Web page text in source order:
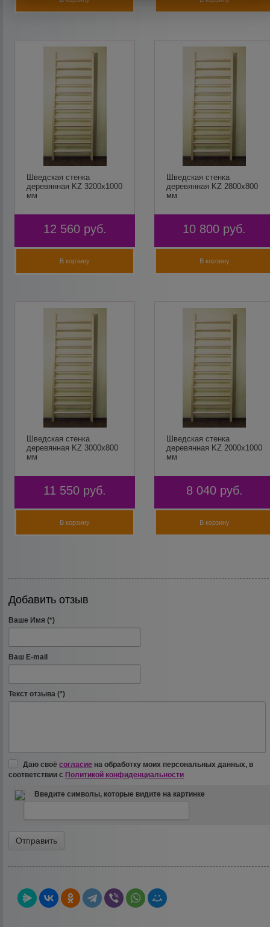
Шведская стенка
деревянная KZ 3200х1000
мм
12 560 руб.
В корзину
Шведская стенка
деревянная KZ 2800х800
мм
10 800 руб.
В корзину
Шведская стенка
деревянная KZ 3000х800
мм
11 550 руб.
В корзину
Шведская стенка
деревянная KZ 2000х1000
мм
8 040 руб.
В корзину
Добавить отзыв
Ваше Имя (*)
Ваш E-mail
Текст отзыва (*)
Даю своёсогласие на обработку моих персональных данных, в
соответствии с Политикой конфиденциальности
Введите символы, которые видите на картинке